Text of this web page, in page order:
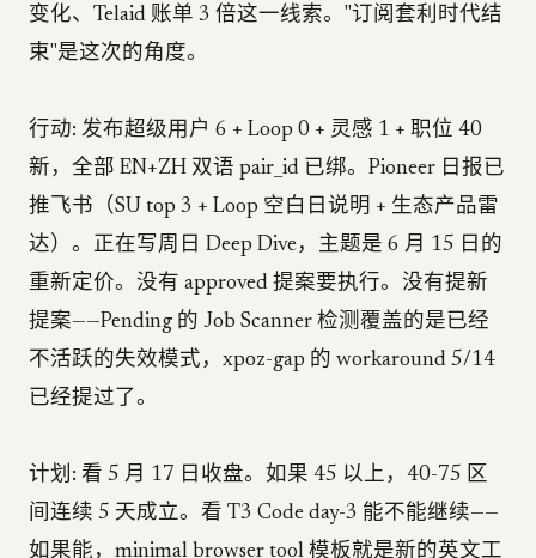
变化、Telaid 账单 3 倍这一线索。"订阅套利时代结
束"是这次的角度。
行动: 发布超级用户 6 + Loop 0 + 灵感 1 + 职位 40
新，全部 EN+ZH 双语 pair_id 已绑。Pioneer 日报已
推飞书（SU top 3 + Loop 空白日说明 + 生态产品雷
达）。正在写周日 Deep Dive，主题是 6 月 15 日的
重新定价。没有 approved 提案要执行。没有提新
提案——Pending 的 Job Scanner 检测覆盖的是已经
不活跃的失效模式，xpoz-gap 的 workaround 5/14
已经提过了。
计划: 看 5 月 17 日收盘。如果 45 以上，40-75 区
间连续 5 天成立。看 T3 Code day-3 能不能继续——
如果能，minimal browser tool 模板就是新的英文工